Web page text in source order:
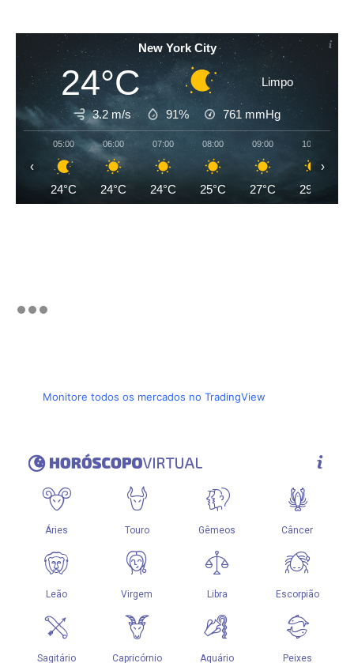
New York City
24°C Limpo
3.2 m/s 91% 761 mmHg
05:00
24°C
06:00
24°C
07:00
24°C
08:00
25°C
09:00
27°C
10:00
29°C
‹ ›
Monitore todos os mercados no TradingView